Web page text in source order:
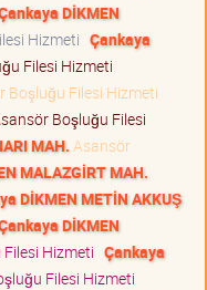
DİKMEN
Hizmeti Çankaya
Filesi Hizmeti
Boşluğu Filesi Hizmeti
Boşluğu Filesi
MAH. Asansör
MALAZGİRT MAH.
DİKMEN METİN AKKUŞ
DİKMEN
Hizmeti Çankaya
Filesi Hizmeti